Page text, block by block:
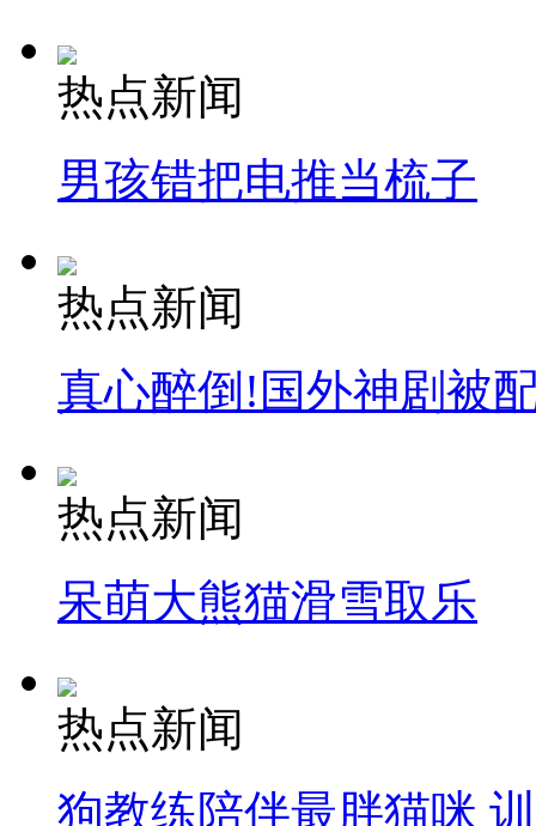
热点新闻
男孩错把电推当梳子
热点新闻
真心醉倒!国外神剧被
热点新闻
呆萌大熊猫滑雪取乐
热点新闻
狗教练陪伴最胖猫咪